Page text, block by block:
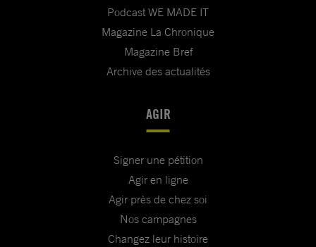
Podcast WE MADE IT
Magazine La Chronique
Magazine Bref
Archive des actualités
AGIR
Signer une pétition
Agir en ligne
Agir près de chez soi
Nos campagnes
Changez leur histoire